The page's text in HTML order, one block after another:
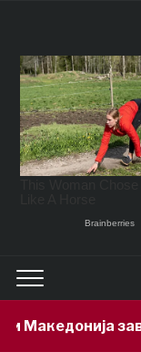
од брзи